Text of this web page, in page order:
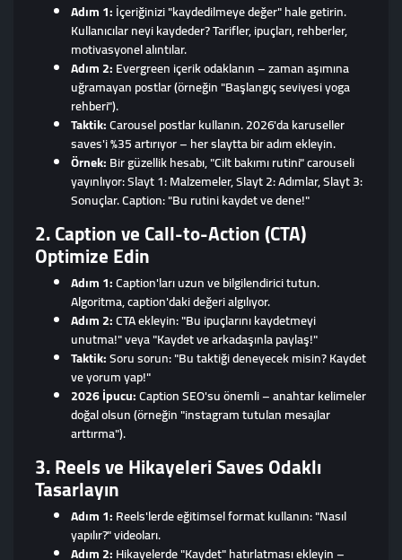
Adım 1:İçeriğinizi "kaydedilmeye değer" hale getirin.
Kullanıcılar neyi kaydeder? Tarifler, ipuçları, rehberler,
motivasyonel alıntılar.
Adım 2:Evergreen içerik odaklanın – zaman aşımına
uğramayan postlar (örneğin "Başlangıç seviyesi yoga
rehberi").
Taktik:Carousel postlar kullanın. 2026'da karuseller
saves'i %35 artırıyor – her slaytta bir adım ekleyin.
Örnek:Bir güzellik hesabı, "Cilt bakımı rutini" carouseli
yayınlıyor: Slayt 1: Malzemeler, Slayt 2: Adımlar, Slayt 3:
Sonuçlar. Caption: "Bu rutini kaydet ve dene!"
2. Caption ve Call-to-Action (CTA)
Optimize Edin
Adım 1:Caption'ları uzun ve bilgilendirici tutun.
Algoritma, caption'daki değeri algılıyor.
Adım 2:CTA ekleyin: "Bu ipuçlarını kaydetmeyi
unutma!" veya "Kaydet ve arkadaşınla paylaş!"
Taktik:Soru sorun: "Bu taktiği deneyecek misin? Kaydet
ve yorum yap!"
2026 İpucu:Caption SEO'su önemli – anahtar kelimeler
doğal olsun (örneğin "instagram tutulan mesajlar
arttırma").
3. Reels ve Hikayeleri Saves Odaklı
Tasarlayın
Adım 1:Reels'lerde eğitimsel format kullanın: "Nasıl
yapılır?" videoları.
Adım 2:Hikayelerde "Kaydet" hatırlatması ekleyin –